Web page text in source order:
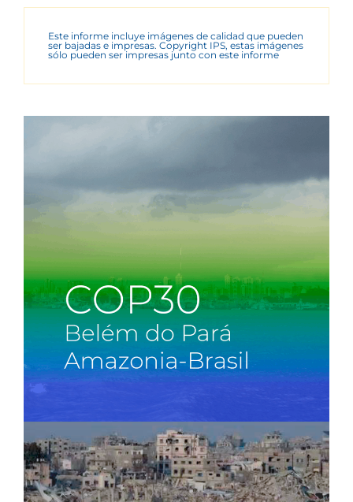
Este informe incluye imágenes de calidad que pueden
ser bajadas e impresas. Copyright IPS, estas imágenes
sólo pueden ser impresas junto con este informe